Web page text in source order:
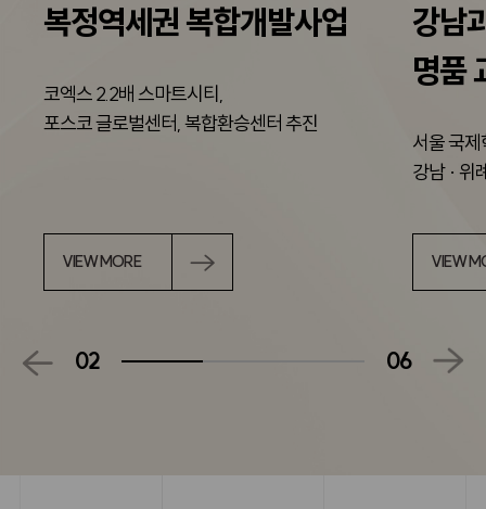
강남과 위례사이
VIEW MORE
한
힐
단지
02 06